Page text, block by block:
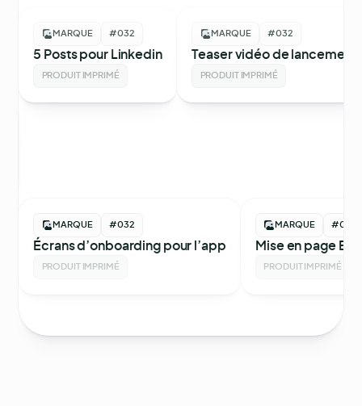
MARQUE #032
5 Posts pour Linkedin
PRODUIT IMPRIMÉ
MARQUE #032
Teaser vidéo de lancement
PRODUIT IMPRIMÉ
MARQUE #032
Écrans d’onboarding pour l’app
PRODUIT IMPRIMÉ
MARQUE #032
Mise en page E-
PRODUIT IMPRIMÉ